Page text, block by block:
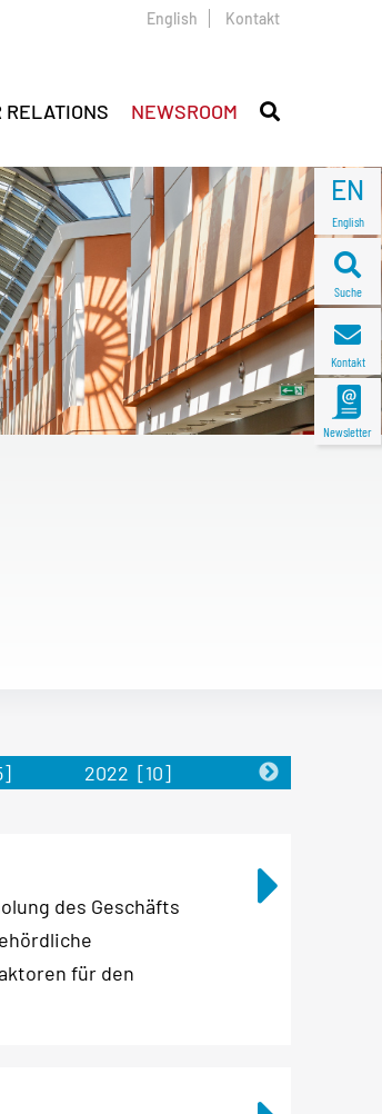
EN
English
Suche
Kontakt
Newsletter
English Kontakt
RELATIONS NEWSROOM
2022 [10] 2021
des Geschäfts
für den